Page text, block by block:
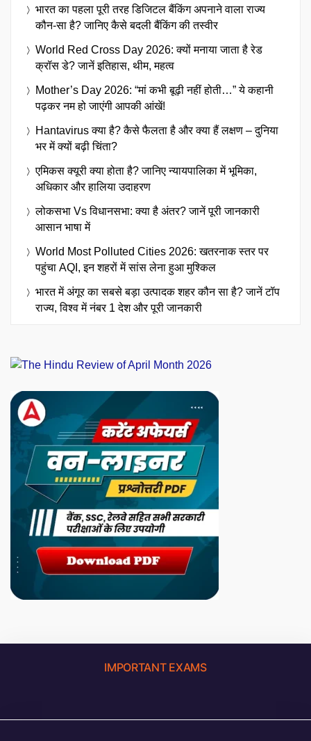
भारत का पहला पूरी तरह डिजिटल बैंकिंग अपनाने वाला राज्य
कौन-सा है? जानिए कैसे बदली बैंकिंग की तस्वीर
World Red Cross Day 2026: क्यों मनाया जाता है रेड
क्रॉस डे? जानें इतिहास, थीम, महत्व
Mother’s Day 2026: “मां कभी बूढ़ी नहीं होती…” ये कहानी
पढ़कर नम हो जाएंगी आपकी आंखें!
Hantavirus क्या है? कैसे फैलता है और क्या हैं लक्षण – दुनिया
भर में क्यों बढ़ी चिंता?
एमिकस क्यूरी क्या होता है? जानिए न्यायपालिका में भूमिका,
अधिकार और हालिया उदाहरण
लोकसभा Vs विधानसभा: क्या है अंतर? जानें पूरी जानकारी
आसान भाषा में
World Most Polluted Cities 2026: खतरनाक स्तर पर
पहुंचा AQI, इन शहरों में सांस लेना हुआ मुश्किल
भारत में अंगूर का सबसे बड़ा उत्पादक शहर कौन सा है? जानें टॉप
राज्य, विश्व में नंबर 1 देश और पूरी जानकारी
IMPORTANT EXAMS